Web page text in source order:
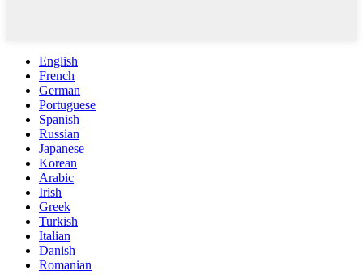
English
French
German
Portuguese
Spanish
Russian
Japanese
Korean
Arabic
Irish
Greek
Turkish
Italian
Danish
Romanian